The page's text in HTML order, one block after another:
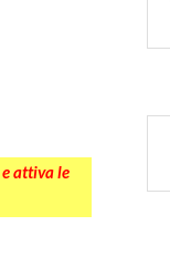
e attiva le